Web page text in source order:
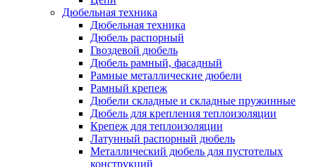
Дюбельная техника
Дюбельная техника
Дюбель распорный
Гвоздевой дюбель
Дюбель рамный, фасадный
Рамные металлические дюбели
Рамный крепеж
Дюбели складные и складные пружинные
Дюбель для крепления теплоизоляции
Крепеж для теплоизоляции
Латунный распорный дюбель
Металлический дюбель для пустотелых
конструкций